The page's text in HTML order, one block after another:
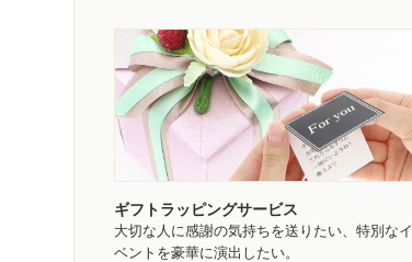
ギフトラッピングサービス
大切な人に感謝の気持ちを送りたい、特別なイ
ベントを豪華に演出したい。